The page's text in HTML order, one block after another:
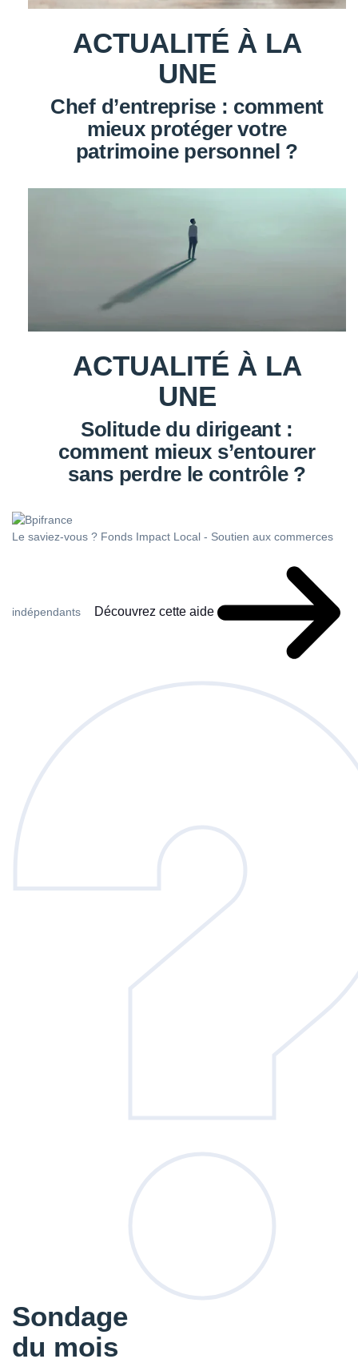
ACTUALITÉ À LA
UNE
Chef d’entreprise : comment
mieux protéger votre
patrimoine personnel ?
ACTUALITÉ À LA
UNE
Solitude du dirigeant :
comment mieux s’entourer
sans perdre le contrôle ?
Le saviez-vous ? Fonds Impact Local - Soutien aux commerces
indépendants Découvrez cette aide
Sondage
du mois